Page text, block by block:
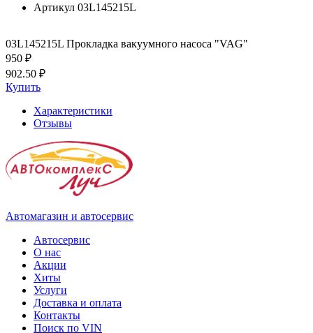
Артикул 03L145215L
03L145215L Прокладка вакуумного насоса "VAG"
950 ₽
902.50 ₽
Купить
Характеристики
Отзывы
Автомагазин и автосервис
Автосервис
О нас
Акции
Хиты
Услуги
Доставка и оплата
Контакты
Поиск по VIN